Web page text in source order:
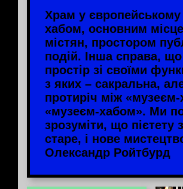
Храм у європейському
хабом, основним
містян, простором
подій. Інша справа,
простір зі своїми
з яких – сакральна,
протиріч між
«музеєм-хабом». Ми
зрозуміти, що пієтету
старе, і нове
Олександр Ройтбурд